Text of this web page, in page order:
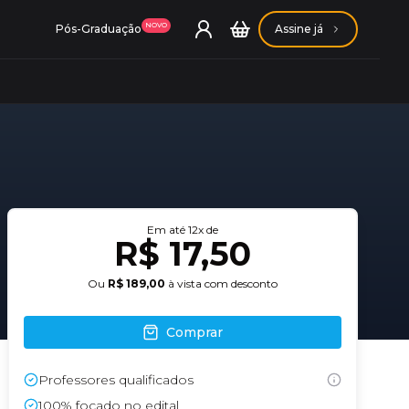
Pós-Graduação NOVO Assine já
Em até 12x de
R$ 17,50
Ou R$ 189,00 à vista com desconto
Comprar
Professores qualificados
100% focado no edital